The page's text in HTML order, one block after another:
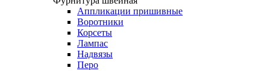
Аппликации пришивные
Воротники
Корсеты
Лампас
Надвязы
Перо